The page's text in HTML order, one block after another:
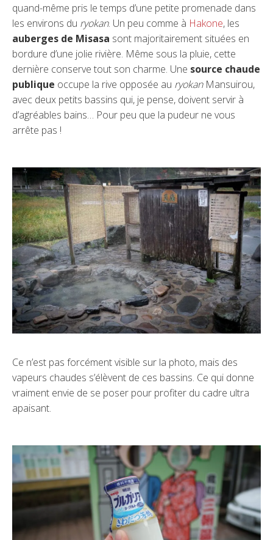
quand-même pris le temps d’une petite promenade dans
les environs du ryokan. Un peu comme à Hakone, les
auberges de Misasa sont majoritairement situées en
bordure d’une jolie rivière. Même sous la pluie, cette
dernière conserve tout son charme. Une source chaude
publique occupe la rive opposée au ryokanMansuirou,
avec deux petits bassins qui, je pense, doivent servir à
d’agréables bains… Pour peu que la pudeur ne vous
arrête pas !
Ce n’est pas forcément visible sur la photo, mais des
vapeurs chaudes s’élèvent de ces bassins. Ce qui donne
vraiment envie de se poser pour profiter du cadre ultra
apaisant.